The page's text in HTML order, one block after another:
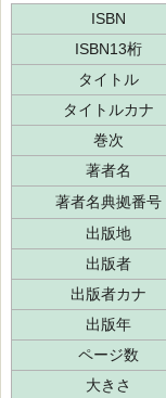
ISBN
ISBN13桁
タイトル
タイトルカナ
巻次
著者名
著者名典拠番号
出版地
出版者
出版者カナ
出版年
ページ数
大きさ